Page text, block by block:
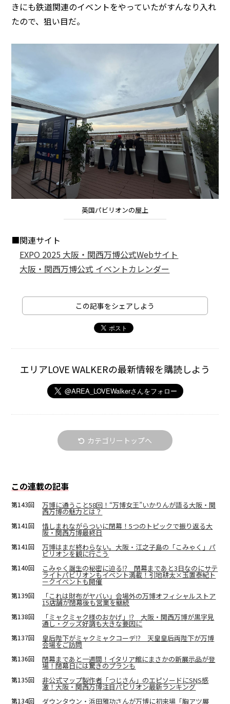
きにも鉄道関連のイベントをやっていたがすんなり入れ
たので、狙い目だ。
英国パビリオンの屋上
■関連サイト
EXPO 2025 大阪・関西万博公式Webサイト
大阪・関西万博公式 イベントカレンダー
この記事をシェアしよう
エリアLOVE WALKERの最新情報を購読しよう
カテゴリートップへ
この連載の記事
第143回 万博に通うこと58回！“万博女王”いかりんが語る大阪・関
西万博の魅力とは？
第141回 惜しまれながらついに閉幕！5つのトピックで振り返る大
阪・関西万博最終日
第141回 万博はまだ終わらない。大阪・江之子島の「こみゃく」パ
ビリオンを観に行こう
第140回 こみゃく誕生の秘密に迫る⁉ 閉幕まであと3日なのにサテ
ライトパビリオンもイベント満載！引地耕太×玉置泰紀ト
ークイベントも開催
第139回 「これは財布がヤバい」会場外の万博オフィシャルストア
15店舗が閉幕後も営業を継続
第138回 「ミャクミャク様のおかげ」⁉ 大阪・関西万博が黒字見
通し・グッズ好調も大きな要因に
第137回 皇后陛下がミャクミャクコーデ⁉ 天皇皇后両陛下が万博
会場をご訪問
第136回 閉幕まであと一週間！イタリア館にまさかの新展示品が登
場！閉幕日には驚きのプランも
第135回 非公式マップ製作者「つじさん」のエピソードにSNS感
激！大阪・関西万博注目パビリオン最新ランキング
第134回 ダウンタウン・浜田雅功さんが万博に初来場「胸アツ展